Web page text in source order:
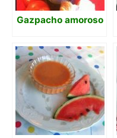
Gazpacho amoroso